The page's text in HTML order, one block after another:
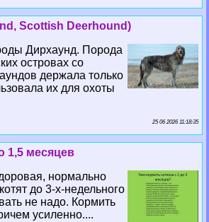
Scottish Deerhound)
Дирхаунд. Порода
островах со
держала только
их для охоты
25 06 2026 11:18:35
1,5 месяцев
нормально
до 3-х-недельного
не надо. Кормить
усиленно....